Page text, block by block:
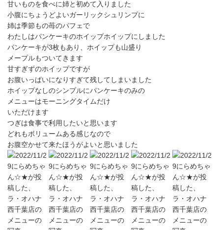
甘いものを食べに姉と初めて入りました
小腹にちょうどよいガーリックシュリンプに
姉は季節もの苺のパフェで
わたしはパンケーキのホイップホイップにしました
パンケーキが3枚もあり、ホイップも山盛り
メープルもついてきます
甘すぎずのホイップですが
お腹いっぱいになりすぎて残してしまいました
ホイップなしのシンプルにパンケーキのみの
メニューはモーニングタイムだけ
いただけます
つぎは食事で利用したいと思います
どれもボリュームある感じなので
お腹空かせて来たほうがよいと思いました